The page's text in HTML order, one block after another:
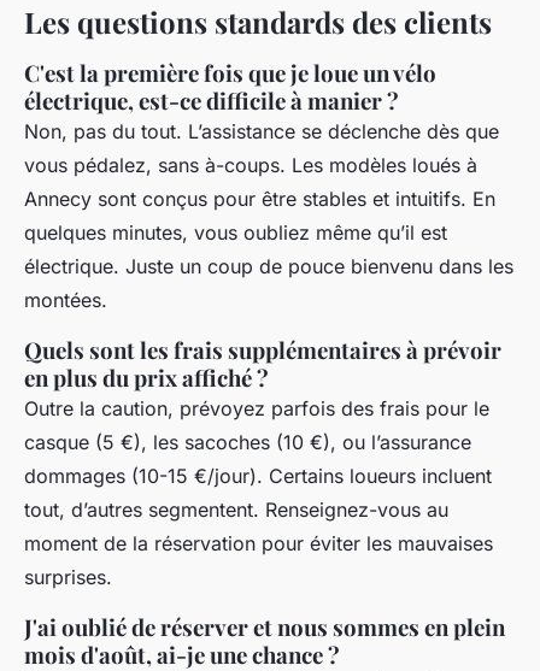
Les questions standards des clients
C'est la première fois que je loue un vélo
électrique, est-ce difficile à manier ?
Non, pas du tout. L’assistance se déclenche dès que
vous pédalez, sans à-coups. Les modèles loués à
Annecy sont conçus pour être stables et intuitifs. En
quelques minutes, vous oubliez même qu’il est
électrique. Juste un coup de pouce bienvenu dans les
montées.
Quels sont les frais supplémentaires à prévoir
en plus du prix affiché ?
Outre la caution, prévoyez parfois des frais pour le
casque (5 €), les sacoches (10 €), ou l’assurance
dommages (10-15 €/jour). Certains loueurs incluent
tout, d’autres segmentent. Renseignez-vous au
moment de la réservation pour éviter les mauvaises
surprises.
J'ai oublié de réserver et nous sommes en plein
mois d'août, ai-je une chance ?